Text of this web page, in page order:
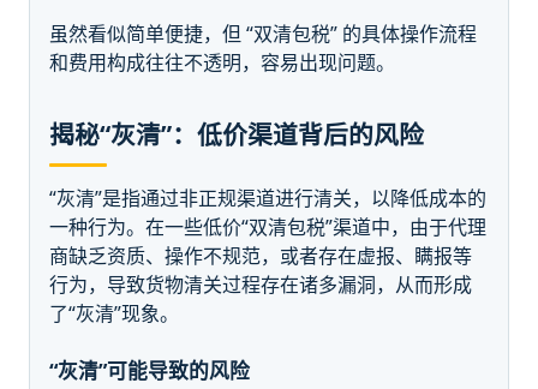
虽然看似简单便捷，但 “双清包税” 的具体操作流程
和费用构成往往不透明，容易出现问题。
揭秘“灰清”：低价渠道背后的风险
“灰清”是指通过非正规渠道进行清关，以降低成本的
一种行为。在一些低价“双清包税”渠道中，由于代理
商缺乏资质、操作不规范，或者存在虚报、瞒报等
行为，导致货物清关过程存在诸多漏洞，从而形成
了“灰清”现象。
“灰清”可能导致的风险